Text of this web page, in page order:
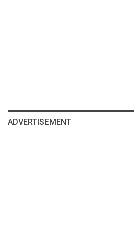
ADVERTISEMENT